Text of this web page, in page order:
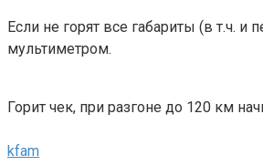
Если не горят все габариты (в т.ч.
мультиметром.
Горит чек, при разгоне до 120 км
kfam